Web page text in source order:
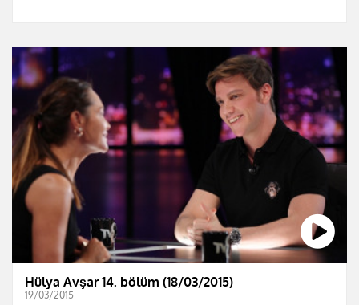
Hülya Avşar 14. bölüm (18/03/2015)
19/03/2015